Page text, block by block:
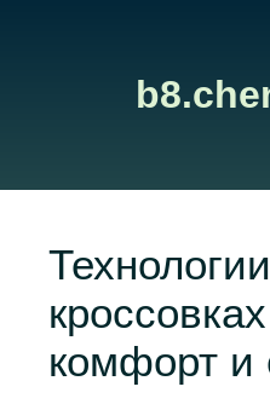
комфорт и